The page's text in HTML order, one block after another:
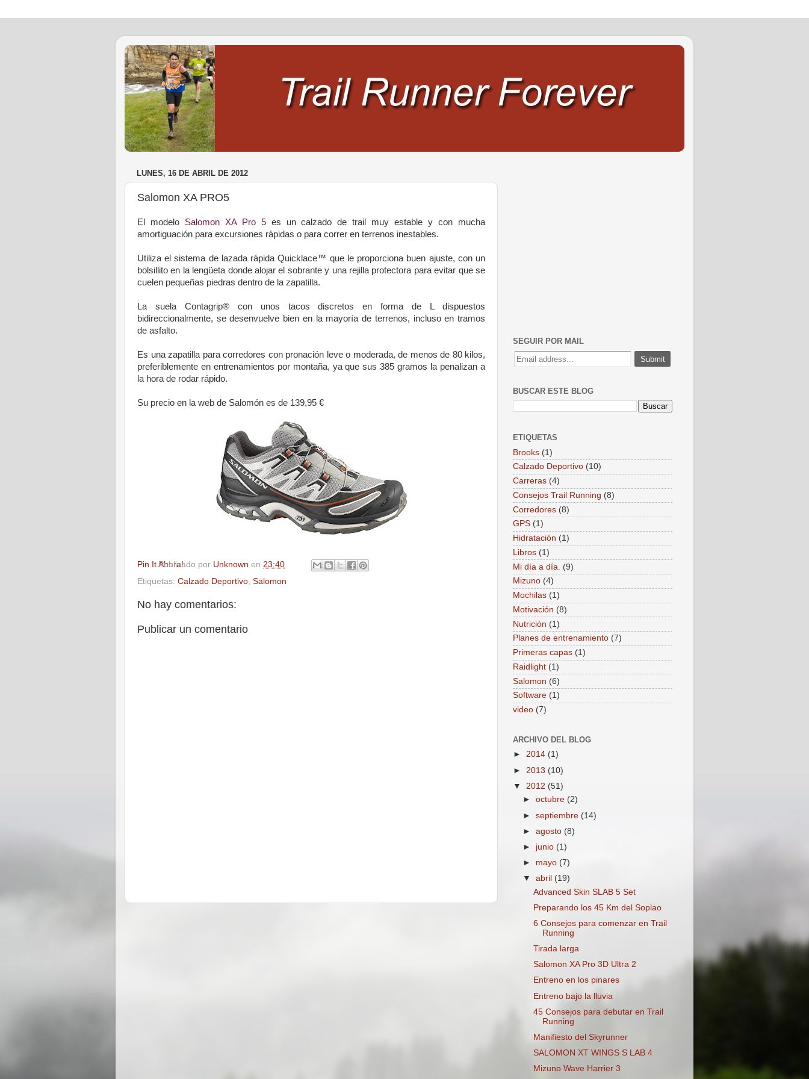
LUNES, 16 DE ABRIL DE 2012
Salomon XA PRO5
El modelo Salomon XA Pro 5es un calzado de trail muy estable y con mucha
amortiguación para excursiones rápidas o para correr en terrenos inestables.
Utiliza el sistema de lazada rápida Quicklace™ que le proporciona buen ajuste, con un
bolsillito en la lengüeta donde alojar el sobrante y una rejilla protectora para evitar que se
cuelen pequeñas piedras dentro de la zapatilla.
La suela Contagrip® con unos tacos discretos en forma de L dispuestos
bidireccionalmente, se desenvuelve bien en la mayoría de terrenos, incluso en tramos
de asfalto.
Es una zapatilla para corredores con pronación leve o moderada, de menos de 80 kilos,
preferiblemente en entrenamientos por montaña, ya que sus 385 gramos la penalizan a
la hora de rodar rápido.
Su precio en la web de Salomón es de 139,95 €
Pin It Ahora!
Publicado por Unknown en 23:40
Etiquetas: Calzado Deportivo Salomon
No hay comentarios:
Publicar un comentario
SEGUIR POR MAIL
BUSCAR ESTE BLOG
ETIQUETAS
Brooks (1)
Calzado Deportivo (10)
Carreras (4)
Consejos Trail Running (8)
Corredores (8)
GPS (1)
Hidratación (1)
Libros (1)
Mi día a día.
(9)
Mizuno (4)
Mochilas (1)
Motivación (8)
Nutrición (1)
Planes de entrenamiento (7)
Primeras capas (1)
Raidlight (1)
Salomon (6)
Software (1)
video (7)
ARCHIVO DEL BLOG
► 2014 (1)
► 2013 (10)
▼ 2012 (51)
►octubre (2)
►septiembre (14)
►agosto (8)
► junio (1)
► mayo (7)
▼abril (19)
Advanced Skin SLAB 5 Set
Preparando los 45 Km del Soplao
6 Consejos para comenzar en Trail
Running
Tirada larga
Salomon XA Pro 3D Ultra 2
Entreno en los pinares
Entreno bajo la lluvia
45 Consejos para debutar en Trail
Running
Manifiesto del Skyrunner
SALOMON XT WINGS S LAB 4
Mizuno Wave Harrier 3